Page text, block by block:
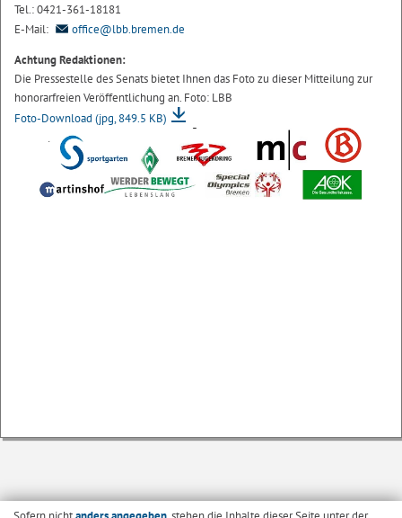
Tel.: 0421-361-18181
E-Mail:
office@lbb.bremen.de
Achtung Redaktionen:
Die Pressestelle des Senats bietet Ihnen das Foto zu dieser Mitteilung zur
honorarfreien Veröffentlichung an. Foto: LBB
Foto-Download (jpg, 849.5 KB)